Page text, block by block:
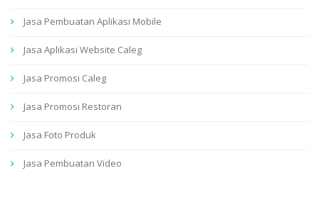
Jasa Pembuatan Aplikasi Mobile
Jasa Aplikasi Website Caleg
Jasa Promosi Caleg
Jasa Promosi Restoran
Jasa Foto Produk
Jasa Pembuatan Video